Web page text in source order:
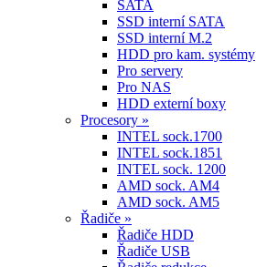
SATA
SSD interní SATA
SSD interní M.2
HDD pro kam. systémy
Pro servery
Pro NAS
HDD externí boxy
Procesory »
INTEL sock.1700
INTEL sock.1851
INTEL sock. 1200
AMD sock. AM4
AMD sock. AM5
Řadiče »
Řadiče HDD
Řadiče USB